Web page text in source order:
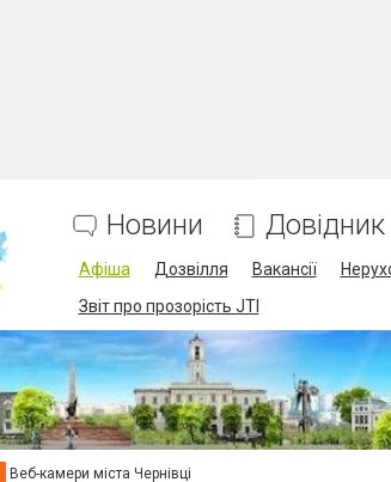
Новини Довідник
Афіша Дозвілля Вакансії
Звіт про прозорість JTI
Веб-камери міста Чернівці